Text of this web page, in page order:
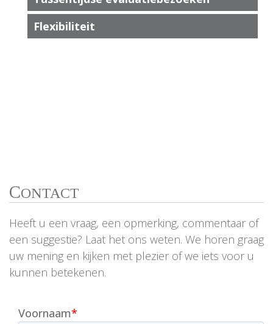
Flexibiliteit
CONTACT
Heeft u een vraag, een opmerking, commentaar of
een suggestie? Laat het ons weten. We horen graag
uw mening en kijken met plezier of we iets voor u
kunnen betekenen.